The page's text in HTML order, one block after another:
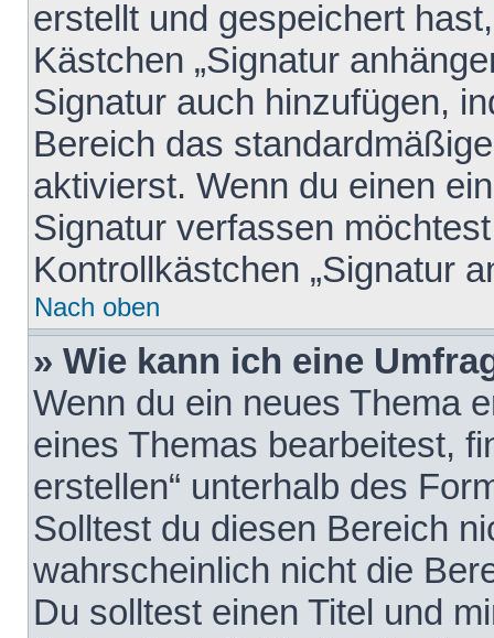
erstellt und gespeichert
Kästchen „Signatur
Signatur auch hinzufügen,
Bereich das
aktivierst. Wenn du einen
Signatur verfassen
Kontrollkästchen „Signatur
Nach oben
» Wie kann ich eine
Wenn du ein neues Thema
eines Themas bearbeitest,
erstellen“ unterhalb des
Solltest du diesen Bereich
wahrscheinlich nicht die
Du solltest einen Titel und